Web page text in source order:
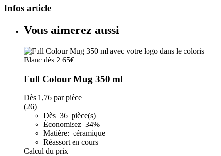
Infos article
Vous aimerez aussi
Full Colour Mug 350 ml
Dès 1,76 par pièce
(26)
Dès 36 pièce(s)
Économisez 34%
Matière: céramique
Réassort en cours
Calcul du prix